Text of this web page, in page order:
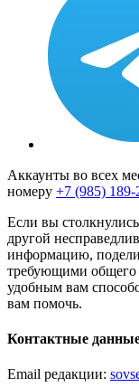
Аккаунты во всех
номеру +7 (985) 189-
Если вы
другой
информацию,
требующими
удобным вам
вам помочь.
Контактные
Email редакции: